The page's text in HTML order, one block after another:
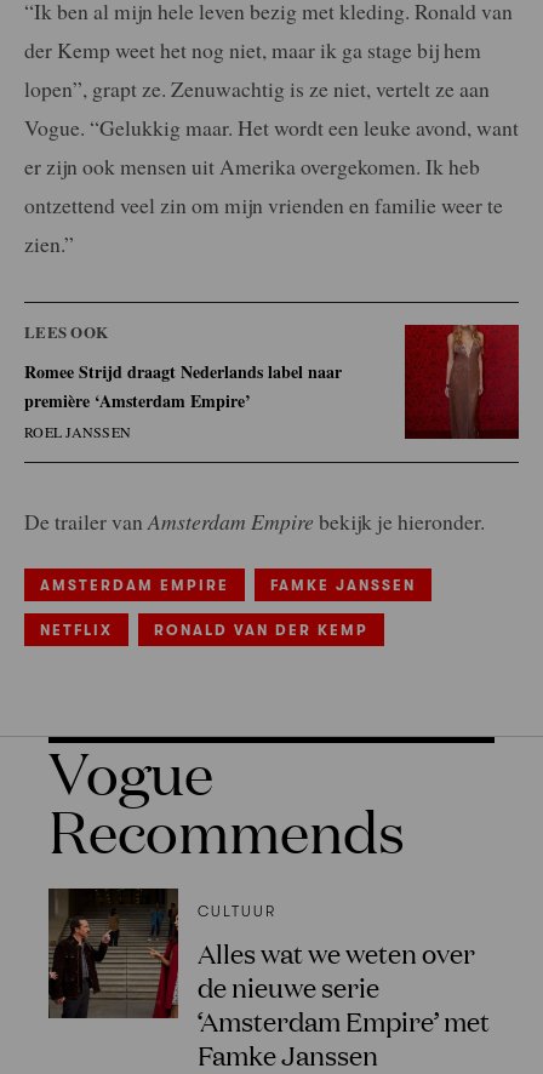
“Ik ben al mijn hele leven bezig met kleding. Ronald van
der Kemp weet het nog niet, maar ik ga stage bij hem
lopen”, grapt ze. Zenuwachtig is ze niet, vertelt ze aan
Vogue. “Gelukkig maar. Het wordt een leuke avond, want
er zijn ook mensen uit Amerika overgekomen. Ik heb
ontzettend veel zin om mijn vrienden en familie weer te
zien.”
LEES OOK
Romee Strijd draagt Nederlands label naar
première ‘Amsterdam Empire’
ROEL JANSSEN
De trailer van Amsterdam Empire bekijk je hieronder.
AMSTERDAM EMPIRE FAMKE JANSSEN
NETFLIX RONALD VAN DER KEMP
Vogue
Recommends
CULTUUR
Alles wat we weten over
de nieuwe serie
‘Amsterdam Empire’ met
Famke Janssen